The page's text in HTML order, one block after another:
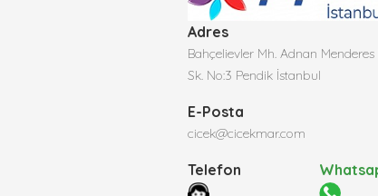
Adres
Bahçelievler Mh. Adnan Menderes
Sk. No:3 Pendik İstanbul
E-Posta
cicek@cicekmar.com
Telefon